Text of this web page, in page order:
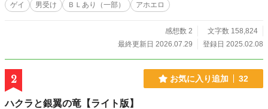
ゲイ
男受け ＢＬあり（一部） アホエロ
感想数 2
文字数 158,824
最終更新日 2026.07.29
登録日 2025.02.08
2 お気に入り追加 32
ハクラと銀翼の竜【ライト版】